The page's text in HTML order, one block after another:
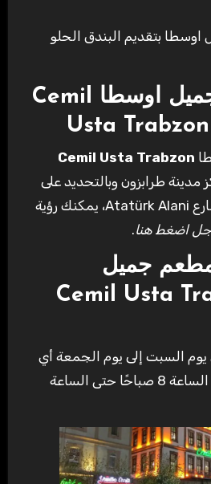
بتقديم البندق الحلو
اوسطا Cemil
Usta
Cemil Usta Trabzon
مدينة طرابزون وبالتحديد على
الجانب الشمالي من شارع Atatürk Alani، يمكنك رؤية
اضغط هنا.
جميل
Cemil Usta
يوم السبت إلى يوم الجمعة أي
جميع أيام الأسبوع من الساعة 8 صباحًا حتى الساعة